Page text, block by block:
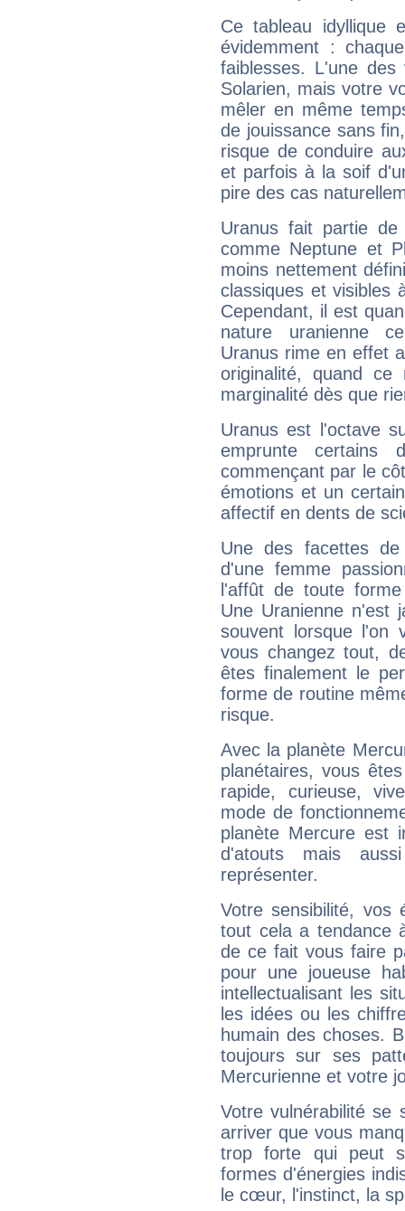
Ce tableau idyllique
évidemment :
faiblesses. L'une
Solarien, mais votre
mêler en même
de jouissance sans
risque de conduire
et parfois à la soif
pire des cas
Uranus fait partie
comme Neptune et
moins nettement
classiques et visibles
Cependant, il est
nature uranienne
Uranus rime en effet
originalité, quand ce
marginalité dès que
Uranus est l'octave
emprunte
commençant par le
émotions et un
affectif en dents de
Une des facettes
d'une femme
l'affût de toute
Une Uranienne n'est
souvent lorsque l'on
vous changez tout,
êtes finalement le
forme de routine
risque.
Avec la planète
planétaires, vous
rapide, curieuse,
mode de
planète Mercure est
d'atouts mais
représenter.
Votre sensibilité,
tout cela a tendance
de ce fait vous faire
pour une joueuse
intellectualisant les
les idées ou les
humain des choses.
toujours sur ses
Mercurienne et votre
Votre vulnérabilité se
arriver que vous
trop forte qui peut
formes d'énergies
le cœur, l'instinct, la